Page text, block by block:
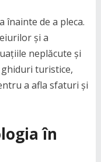
înainte de a pleca.
și a
neplăcute și
turistice,
a afla sfaturi și
în